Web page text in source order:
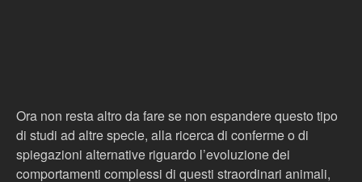
Ora non resta altro da fare se non espandere questo tipo
di studi ad altre specie, alla ricerca di conferme o di
spiegazioni alternative riguardo l’evoluzione dei
comportamenti complessi di questi straordinari animali,